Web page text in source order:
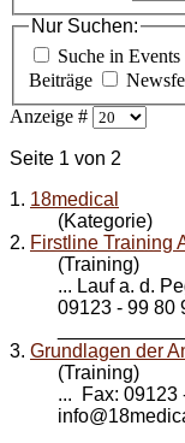
Nur Suchen:
Suche in Events
Beiträge
Anzeige #
Seite 1 von 2
1. 18medical
(Kategorie)
2. Firstline Training
(Training)
... Lauf a. d.
09123 - 99 80
3. Grundlagen der
(Training)
... Fax: 09123
info@